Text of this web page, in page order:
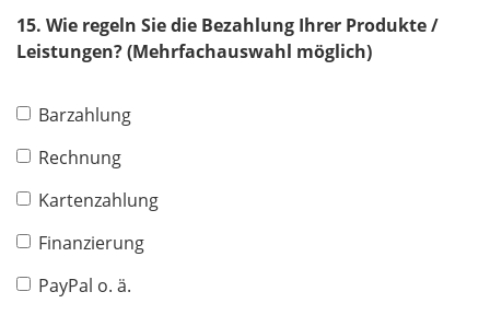
15. Wie regeln Sie die Bezahlung Ihrer Produkte /
Leistungen? (Mehrfachauswahl möglich)
Barzahlung
Rechnung
Kartenzahlung
Finanzierung
PayPal o. ä.